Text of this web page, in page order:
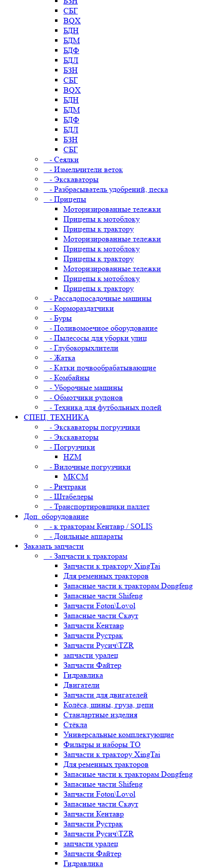
СБГ
BQX
БДН
БДМ
БДФ
БДЛ
БЗН
СБГ
BQX
БДН
БДМ
БДФ
БДЛ
БЗН
СБГ
- Сеялки
- Измельчители веток
- Экскаваторы
- Разбрасыватель удобрений, песка
- Прицепы
Моторизированные тележки
Прицепы к мотоблоку
Прицепы к трактору
Моторизированные тележки
Прицепы к мотоблоку
Прицепы к трактору
Моторизированные тележки
Прицепы к мотоблоку
Прицепы к трактору
- Рассадопосадочные машины
- Кормораздатчики
- Буры
- Поливомоечное оборудование
- Пылесосы для уборки улиц
- Глубокорыхлители
- Жатка
- Катки почвообрабатывающие
- Комбайны
- Уборочные машины
- Обмотчики рулонов
- Техника для футбольных полей
СПЕЦ. ТЕХНИКА
- Экскаваторы погрузчики
- Экскаваторы
- Погрузчики
HZM
- Вилочные погрузчики
МКСМ
- Ричтраки
- Штабелеры
- Транспортировщики паллет
Доп. оборудование
- к тракторам Кентавр / SOLIS
- Доильные аппараты
Заказать запчасти
- Запчасти к тракторам
Запчасти к трактору XingTai
Для ременных тракторов
Запасные части к тракторам Dongfeng
Запасные части Shifeng
Запчасти Foton\Lovol
Запасные части Скаут
Запчасти Кентавр
Запчасти Рустрак
Запчасти Русич\TZR
запчасти уралец
Запчасти Файтер
Гидравлика
Двигатели
Запчасти для двигателей
Колёса, шины, груза, цепи
Стандартные изделия
Стёкла
Универсальные комплектующие
Фильтры и наборы ТО
Запчасти к трактору XingTai
Для ременных тракторов
Запасные части к тракторам Dongfeng
Запасные части Shifeng
Запчасти Foton\Lovol
Запасные части Скаут
Запчасти Кентавр
Запчасти Рустрак
Запчасти Русич\TZR
запчасти уралец
Запчасти Файтер
Гидравлика